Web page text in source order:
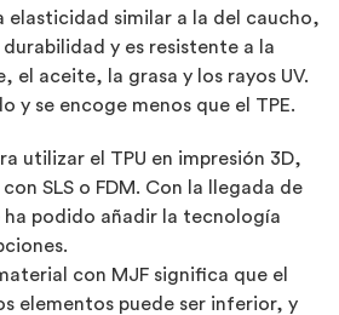
elasticidad similar a la del caucho,
y es resistente a la
el aceite, la grasa y los rayos UV.
y se encoge menos que el TPE.
utilizar el TPU en impresión 3D,
SLS o FDM. Con la llegada de
ha podido añadir la tecnología
con MJF significa que el
elementos puede ser inferior, y